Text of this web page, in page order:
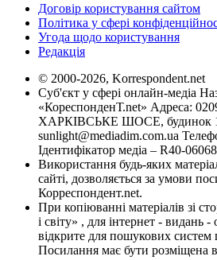
Договір користування сайтом
Політика у сфері
Угода щодо користування
Редакція
© 2000-2026, Korrespondent.net
Суб'єкт у сфері онлайн-медіа
«КореспонденТ.net» Адреса:
ХАРКІВСЬКЕ ШОСЕ, будинок
sunlight@mediadim.com.ua
Ідентифікатор медіа – R40-06068
Використання будь-яких
сайті, дозволяється за умови
Корреспондент.net.
При копіюванні матеріалів зі
і світу» , для інтернет - видань
відкрите для пошукових систем
Посилання має бути розміщена в